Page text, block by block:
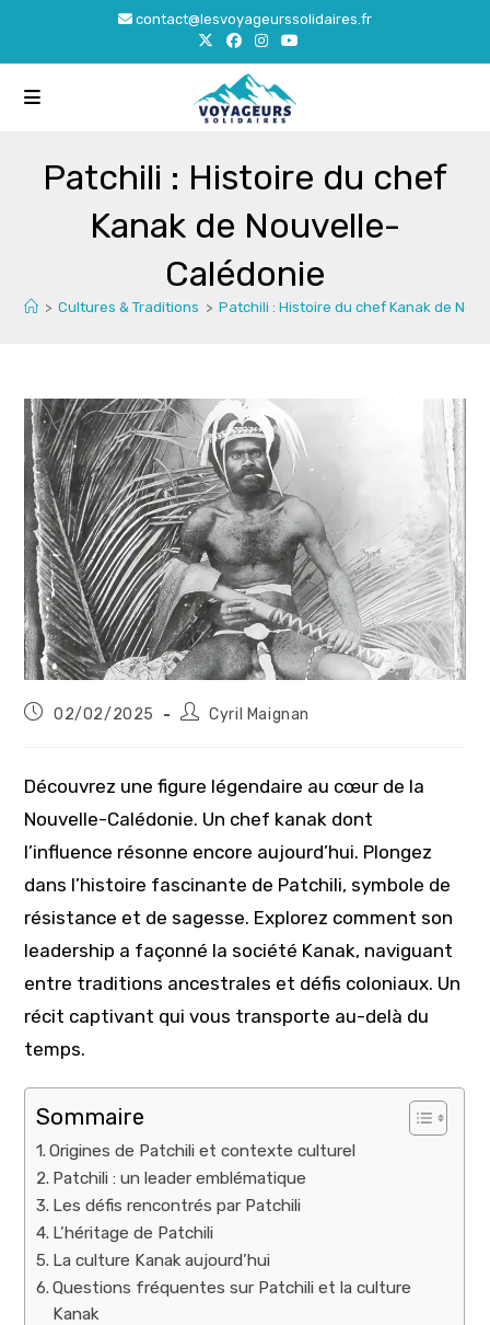
content
contact@lesvoyageurssolidaires.fr
Patchili : Histoire du chef
Kanak de Nouvelle-
Calédonie
> Cultures & Traditions > Patchili : Histoire du chef Kanak de
Publication
02/02/2025
Auteur/autrice
Cyril Maignan
Découvrez une figure légendaire au cœur de la
Nouvelle-Calédonie. Un chef kanak dont
l’influence résonne encore aujourd’hui. Plongez
dans l’histoire fascinante de Patchili, symbole de
résistance et de sagesse. Explorez comment son
leadership a façonné la société Kanak, naviguant
entre traditions ancestrales et défis coloniaux. Un
récit captivant qui vous transporte au-delà du
temps.
Sommaire
Origines de Patchili et contexte culturel
Patchili : un leader emblématique
Les défis rencontrés par Patchili
L’héritage de Patchili
La culture Kanak aujourd’hui
Questions fréquentes sur Patchili et la culture
Kanak